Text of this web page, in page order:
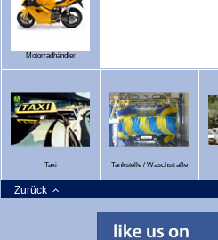
Motorradhändler
Taxi Tankstelle / Waschstraße
Zurück